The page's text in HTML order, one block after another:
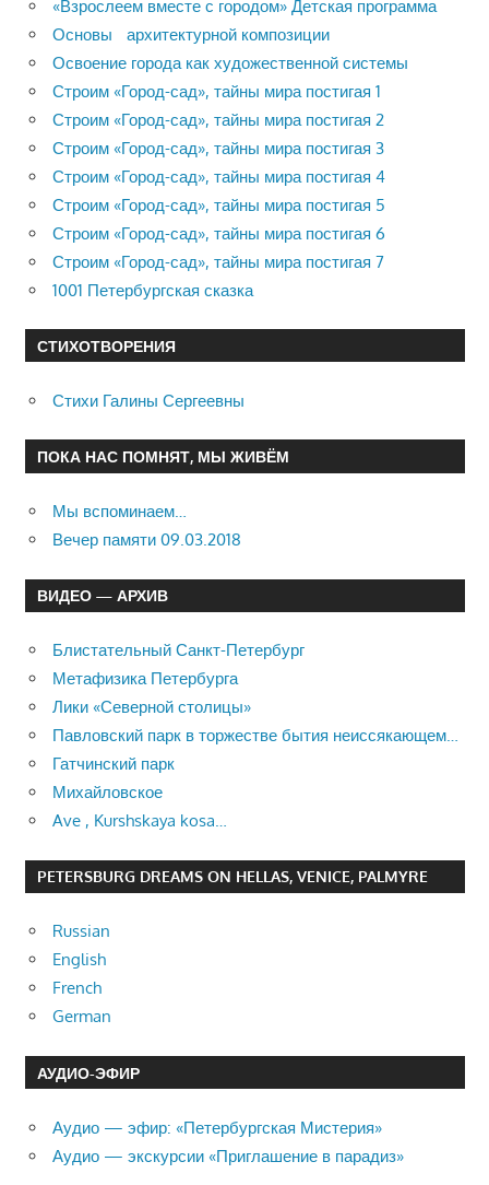
«Взрослеем вместе с городом» Детская программа
Основы архитектурной композиции
Освоение города как художественной системы
Строим «Город-сад», тайны мира постигая 1
Строим «Город-сад», тайны мира постигая 2
Строим «Город-сад», тайны мира постигая 3
Строим «Город-сад», тайны мира постигая 4
Строим «Город-сад», тайны мира постигая 5
Строим «Город-сад», тайны мира постигая 6
Строим «Город-сад», тайны мира постигая 7
1001 Петербургская сказка
СТИХОТВОРЕНИЯ
Стихи Галины Сергеевны
ПОКА НАС ПОМНЯТ, МЫ ЖИВЁМ
Мы вспоминаем…
Вечер памяти 09.03.2018
ВИДЕО — АРХИВ
Блистательный Санкт-Петербург
Метафизика Петербурга
Лики «Северной столицы»
Павловский парк в торжестве бытия неиссякающем…
Гатчинский парк
Михайловское
Ave , Kurshskaya kosa…
PETERSBURG DREAMS ON HELLAS, VENICE, PALMYRE
Russian
English
French
German
АУДИО-ЭФИР
Аудио — эфир: «Петербургская Мистерия»
Аудио — экскурсии «Приглашение в парадиз»